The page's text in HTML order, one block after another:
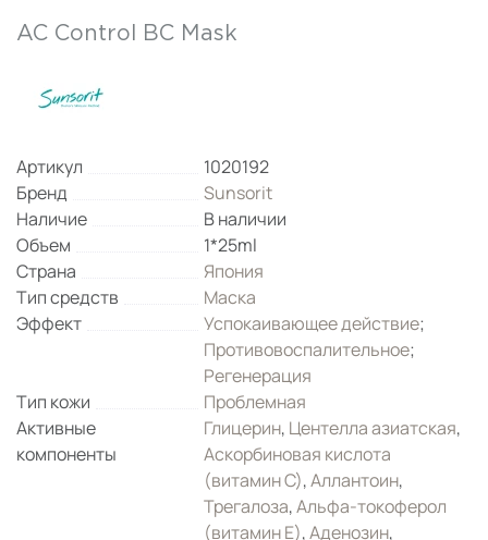
AC Control BC Mask
Артикул
1020192
Бренд
Sunsorit
Наличие
В наличии
Объем
1*25ml
Страна
Япония
Тип средств
Маска
Эффект
Успокаивающее действие;
Противовоспалительное;
Регенерация
Тип кожи
Проблемная
Активные
компоненты
Глицерин, Центелла азиатская,
Аскорбиновая кислота
(витамин С),Аллантоин,
Трегалоза,Альфа-токоферол
(витамин Е),Аденозин,